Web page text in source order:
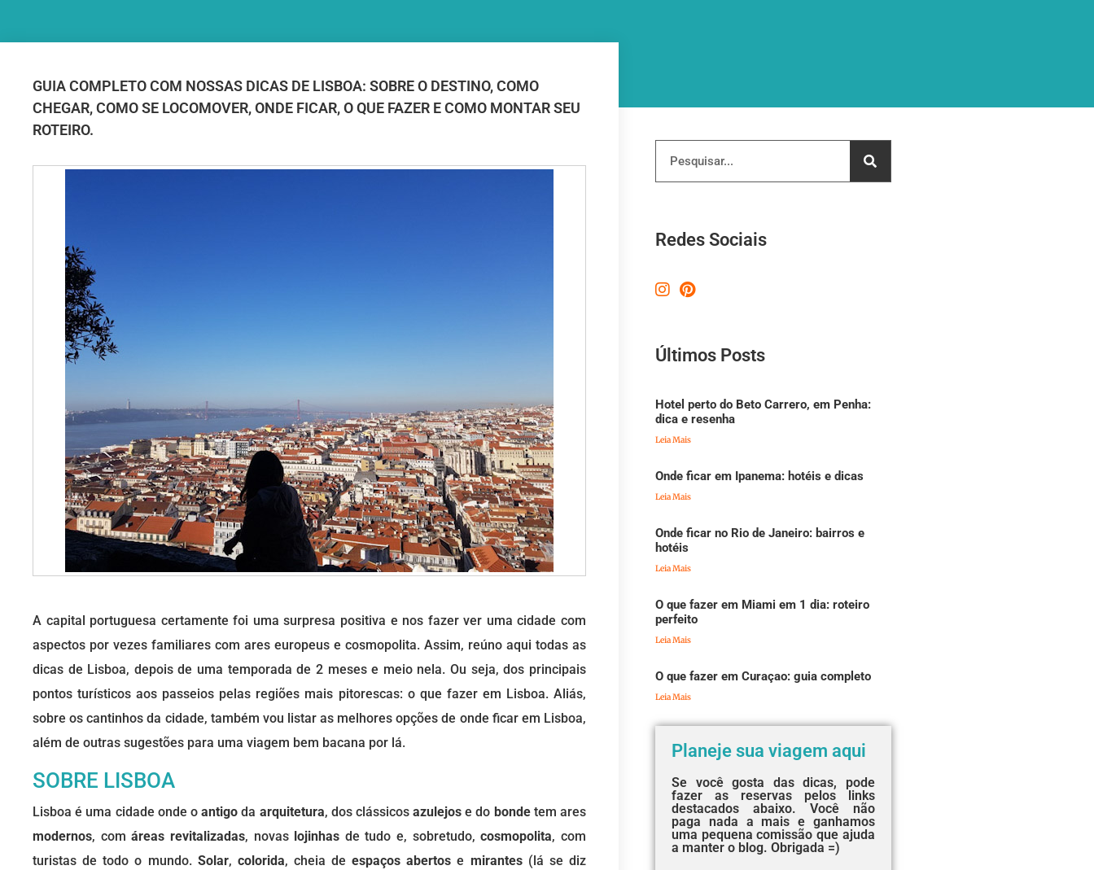
GUIA COMPLETO COM NOSSAS DICAS DE LISBOA: SOBRE O DESTINO, COMO
CHEGAR, COMO SE LOCOMOVER, ONDE FICAR, O QUE FAZER E COMO MONTAR SEU
ROTEIRO.
A capital portuguesa certamente foi uma surpresa positiva e nos fazer ver uma cidade com
aspectos por vezes familiares com ares europeus e cosmopolita. Assim, reúno aqui todas as
dicas de Lisboa, depois de uma temporada de 2 meses e meio nela. Ou seja, dos principais
pontos turísticos aos passeios pelas regiões mais pitorescas: o que fazer em Lisboa. Aliás,
sobre os cantinhos da cidade, também vou listar as melhores opções de onde ficar em Lisboa,
além de outras sugestões para uma viagem bem bacana por lá.
SOBRE LISBOA
Lisboa é uma cidade onde oantigoda arquitetura, dos clássicosazulejose do bonde tem ares
modernos, comáreas revitalizadas, novas lojinhas de tudo e, sobretudo,cosmopolita, com
turistas de todo o mundo. Solar, colorida, cheia deespaços abertose mirantes (lá se diz
Redes Sociais
Últimos Posts
Hotel perto do Beto Carrero, em Penha:
dica e resenha
Leia Mais
Onde ficar em Ipanema: hotéis e dicas
Leia Mais
Onde ficar no Rio de Janeiro: bairros e
hotéis
Leia Mais
O que fazer em Miami em 1 dia: roteiro
perfeito
Leia Mais
O que fazer em Curaçao: guia completo
Leia Mais
Planeje sua viagem aqui
Se você gosta das dicas, pode
fazer as reservas pelos links
destacados abaixo. Você não
paga nada a mais e ganhamos
uma pequena comissão que ajuda
a manter o blog. Obrigada =)